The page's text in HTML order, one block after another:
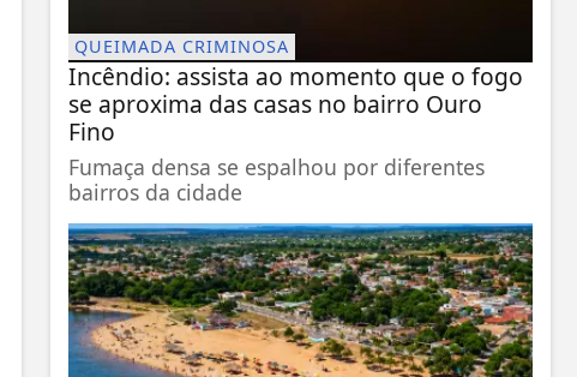
QUEIMADA CRIMINOSA
Incêndio: assista ao momento que o fogo
se aproxima das casas no bairro Ouro
Fino
Fumaça densa se espalhou por diferentes
bairros da cidade